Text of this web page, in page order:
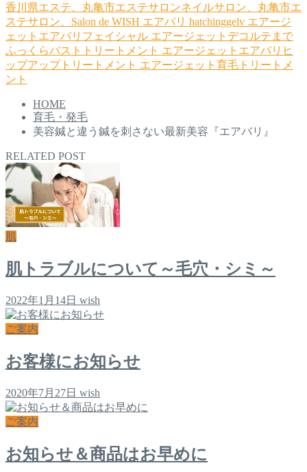
香川県エステ、丸亀市エステサロンネイルサロン、丸亀市エ
ステサロン、Salon de WISH エアバリ hatchinggelv エアージ
ェットエアバリフェイシャル エアージェットデコルテまで
ふっくらバストトリートメント エアージェットエアバリヒ
ップアップトリートメント エアージェット育毛トリートメ
ント
HOME
育毛・発毛
美容鍼と違う鍼を刺さない最新美容『エアバリ』
RELATED POST
肌
肌トラブルについて～毛穴・シミ～
2022年1月14日 wish
ご案内
お客様にお知らせ
2020年7月27日 wish
ご案内
お知らせ＆商品はお早めに